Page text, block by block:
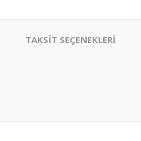
TAKSİT SEÇENEKLERİ